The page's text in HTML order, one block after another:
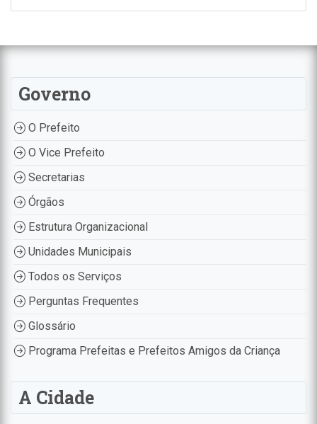
Governo
O Prefeito
O Vice Prefeito
Secretarias
Órgãos
Estrutura Organizacional
Unidades Municipais
Todos os Serviços
Perguntas Frequentes
Glossário
Programa Prefeitas e Prefeitos Amigos da Criança
A Cidade